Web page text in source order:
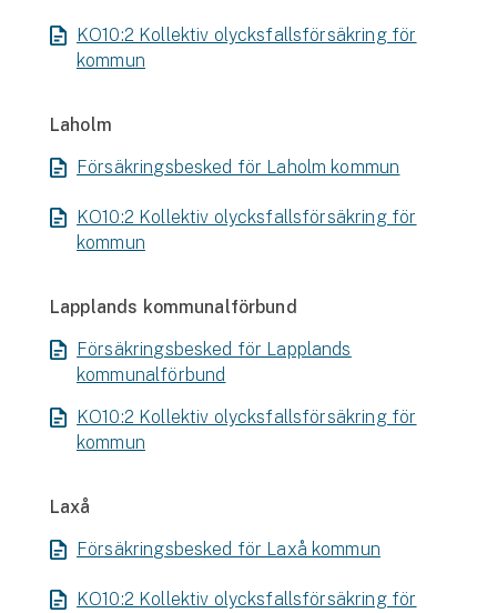
KO10:2 Kollektiv olycksfallsförsäkring för
kommun
Laholm
Försäkringsbesked för Laholm kommun
KO10:2 Kollektiv olycksfallsförsäkring för
kommun
Lapplands kommunalförbund
Försäkringsbesked för Lapplands
kommunalförbund
KO10:2 Kollektiv olycksfallsförsäkring för
kommun
Laxå
Försäkringsbesked för Laxå kommun
KO10:2 Kollektiv olycksfallsförsäkring för